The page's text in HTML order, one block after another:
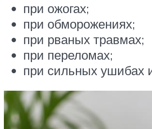
при ожогах;
при обморожениях;
при рваных травмах;
при переломах;
при сильных ушибах